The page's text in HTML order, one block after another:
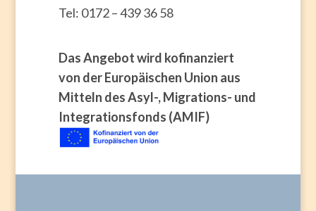
Tel: 0172 – 439 36 58
Das Angebot wird kofinanziert
von der Europäischen Union aus
Mitteln des Asyl-, Migrations- und
Integrationsfonds (AMIF)